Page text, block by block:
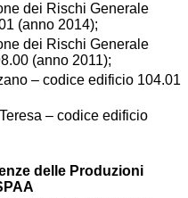
Rischi Generale
(anno 2014);
Rischi Generale
(anno 2011);
– codice edificio 104.01
– codice edificio
delle Produzioni